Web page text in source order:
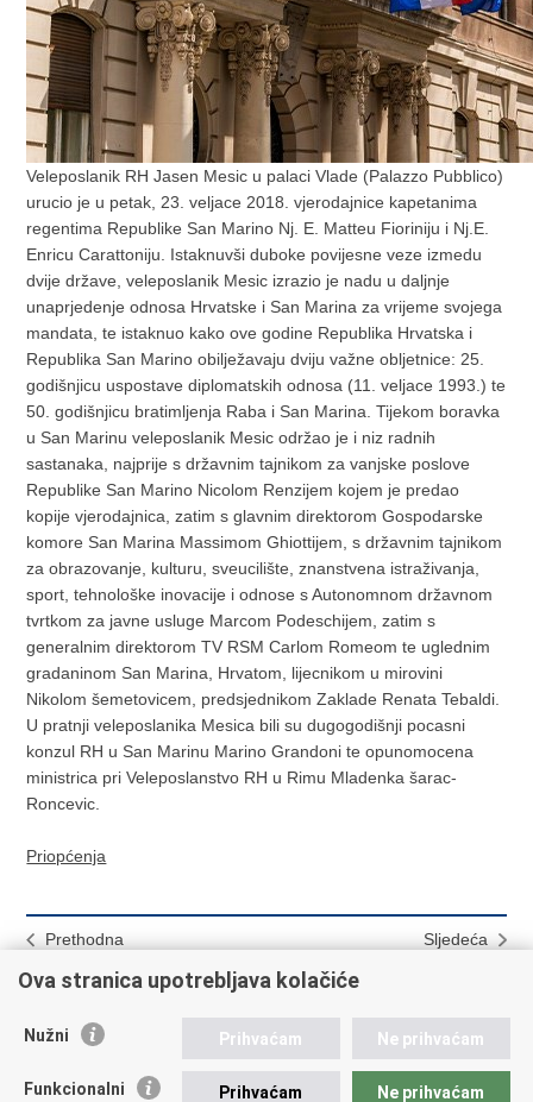
Veleposlanik RH Jasen Mesic u palaci Vlade (Palazzo Pubblico)
urucio je u petak, 23. veljace 2018. vjerodajnice kapetanima
regentima Republike San Marino Nj. E. Matteu Fioriniju i Nj.E.
Enricu Carattoniju. Istaknuvši duboke povijesne veze izmedu
dvije države, veleposlanik Mesic izrazio je nadu u daljnje
unaprjedenje odnosa Hrvatske i San Marina za vrijeme svojega
mandata, te istaknuo kako ove godine Republika Hrvatska i
Republika San Marino obilježavaju dviju važne obljetnice: 25.
godišnjicu uspostave diplomatskih odnosa (11. veljace 1993.) te
50. godišnjicu bratimljenja Raba i San Marina. Tijekom boravka
u San Marinu veleposlanik Mesic održao je i niz radnih
sastanaka, najprije s državnim tajnikom za vanjske poslove
Republike San Marino Nicolom Renzijem kojem je predao
kopije vjerodajnica, zatim s glavnim direktorom Gospodarske
komore San Marina Massimom Ghiottijem, s državnim tajnikom
za obrazovanje, kulturu, sveucilište, znanstvena istraživanja,
sport, tehnološke inovacije i odnose s Autonomnom državnom
tvrtkom za javne usluge Marcom Podeschijem, zatim s
generalnim direktorom TV RSM Carlom Romeom te uglednim
gradaninom San Marina, Hrvatom, lijecnikom u mirovini
Nikolom šemetovicem, predsjednikom Zaklade Renata Tebaldi.
U pratnji veleposlanika Mesica bili su dugogodišnji pocasni
konzul RH u San Marinu Marino Grandoni te opunomocena
ministrica pri Veleposlanstvo RH u Rimu Mladenka šarac-
Roncevic.
Priopćenja
Prethodna
SUSRETI 2018.
Sljedeća
Muzeja Apoksiomena u
Ova stranica upotrebljava kolačiće
Nužni Prihvaćam Ne prihvaćam
Funkcionalni Prihvaćam Ne prihvaćam